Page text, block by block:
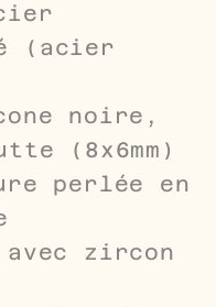
(acier
noire,
(8x6mm)
perlée en
avec zircon